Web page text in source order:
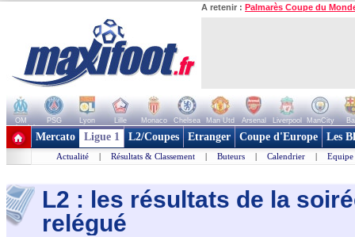
A retenir : Palmarès Coupe du
OM PSG Lyon Lille Monaco Chelsea Man Utd Arsenal Liverpool ManCity
+ de clubs
Mercato Ligue 1 L2/Coupes Etranger Coupe d'Europe Les
Actualité | Résultats & Classement | Buteurs | Calendrier | Equipe
L2 : les résultats de la
relégué